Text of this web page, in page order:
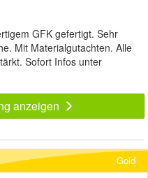
GFK gefertigt. Sehr
Mit Materialgutachten. Alle
Sofort Infos unter
anzeigen
Gold